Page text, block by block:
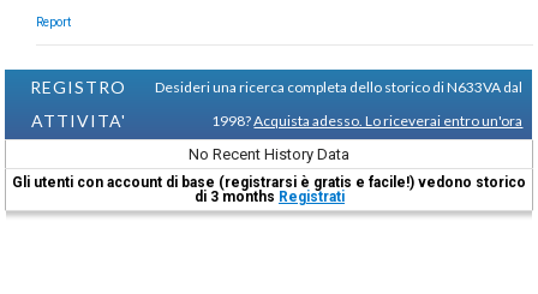
Report
REGISTRO
ATTIVITA'
Desideri una ricerca completa dello storico di N633VA dal
1998?Acquista adesso. Lo riceverai entro un'ora
No Recent History Data
Gli utenti con account di base (registrarsi è gratis e facile!) vedono storico
di 3 months Registrati